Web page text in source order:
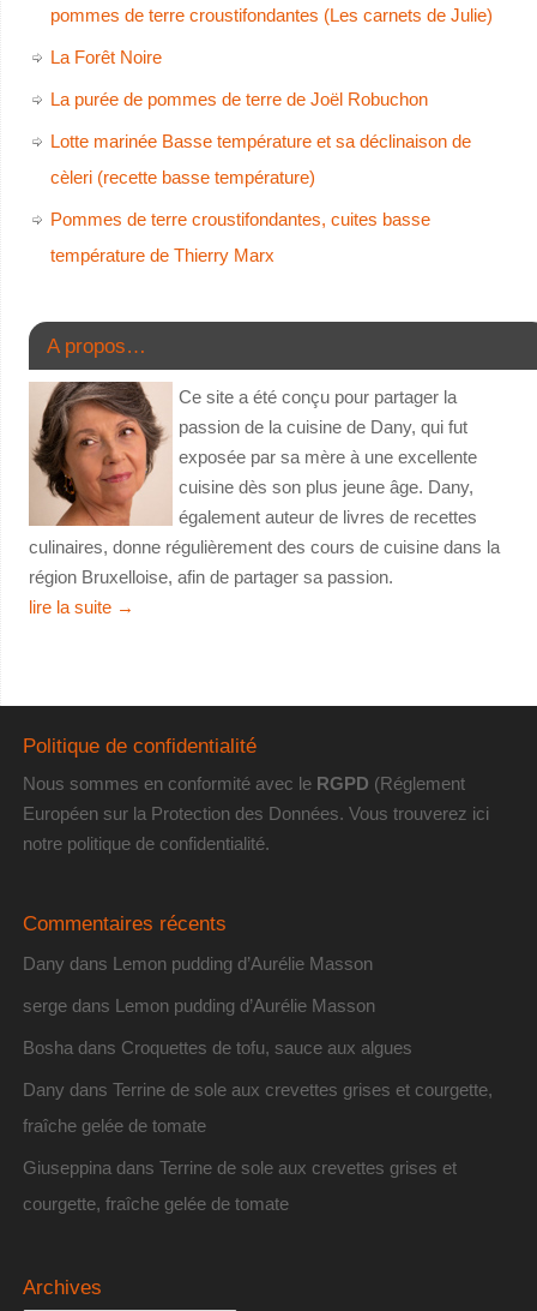
pommes de terre croustifondantes (Les carnets de Julie)
La Forêt Noire
La purée de pommes de terre de Joël Robuchon
Lotte marinée Basse température et sa déclinaison de
cèleri (recette basse température)
Pommes de terre croustifondantes, cuites basse
température de Thierry Marx
A propos…
Ce site a été conçu pour partager la
passion de la cuisine de Dany, qui fut
exposée par sa mère à une excellente
cuisine dès son plus jeune âge. Dany,
également auteur de livres de recettes
culinaires, donne régulièrement des cours de cuisine dans la
région Bruxelloise, afin de partager sa passion.
lire la suite →
Politique de confidentialité
Nous sommes en conformité avec le RGPD (Réglement
Européen sur la Protection des Données. Vous trouverez ici
notre politique de confidentialité.
Commentaires récents
Dany dans Lemon pudding d’Aurélie Masson
sergedans Lemon pudding d’Aurélie Masson
Bosha dans Croquettes de tofu, sauce aux algues
Dany dans Terrine de sole aux crevettes grises et courgette,
fraîche gelée de tomate
Giuseppina dans Terrine de sole aux crevettes grises et
courgette, fraîche gelée de tomate
Archives